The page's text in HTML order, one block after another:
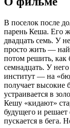
В поселок после
парень Кеша. Его
двадцать семь. У
просто жить —
потом решить,
семнадцать. У
институт — на
получает высокие
устраивается в
Кешу «кидают»
будущего и
пускается в бега.